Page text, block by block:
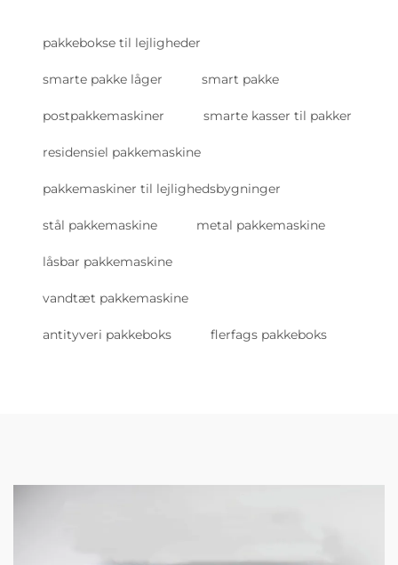
pakkebokse til lejligheder
smarte pakke låger smart pakke
postpakkemaskiner smarte kasser til pakker
residensiel pakkemaskine
pakkemaskiner til lejlighedsbygninger
stål pakkemaskine metal pakkemaskine
låsbar pakkemaskine
vandtæt pakkemaskine
antityveri pakkeboks flerfags pakkeboks